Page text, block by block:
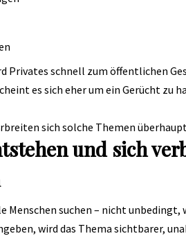
Privates schnell zum öffentlichen
es sich eher um ein Gerücht zu
sich solche Themen
und sich
Menschen suchen – nicht unbedingt,
wird das Thema sichtbarer,